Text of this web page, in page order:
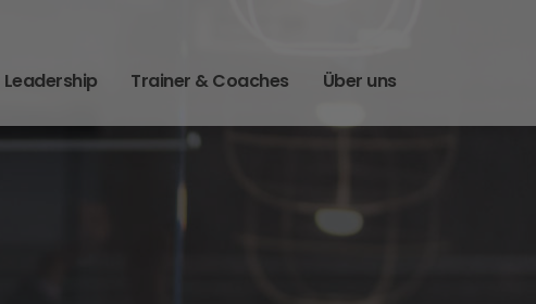
Leadership Trainer & Coaches Über uns